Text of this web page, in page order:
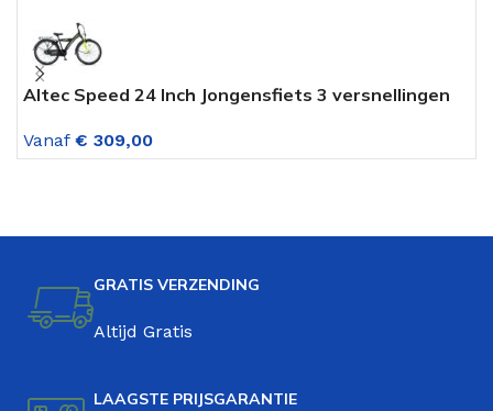
Altec Speed 24 Inch Jongensfiets 3 versnellingen
Vanaf € 309,00
GRATIS VERZENDING
Altijd Gratis
LAAGSTE PRIJSGARANTIE